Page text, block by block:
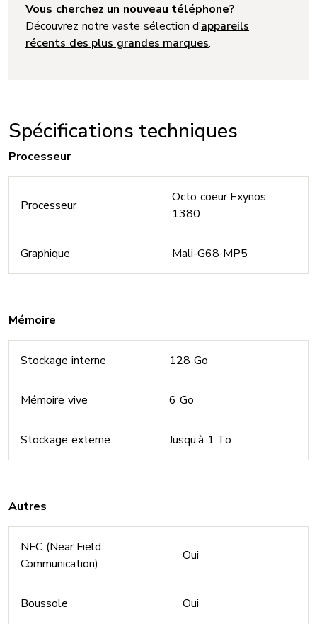
Vous cherchez un nouveau téléphone?
Découvrez notre vaste sélection d’appareils
récents des plus grandes marques.
Spécifications techniques
Processeur
Processeur
Octo coeur Exynos
1380
Graphique Mali-G68 MP5
Mémoire
Stockage interne 128 Go
Mémoire vive 6 Go
Stockage externe Jusqu’à 1 To
Autres
NFC (Near Field
Communication)
Oui
Boussole Oui